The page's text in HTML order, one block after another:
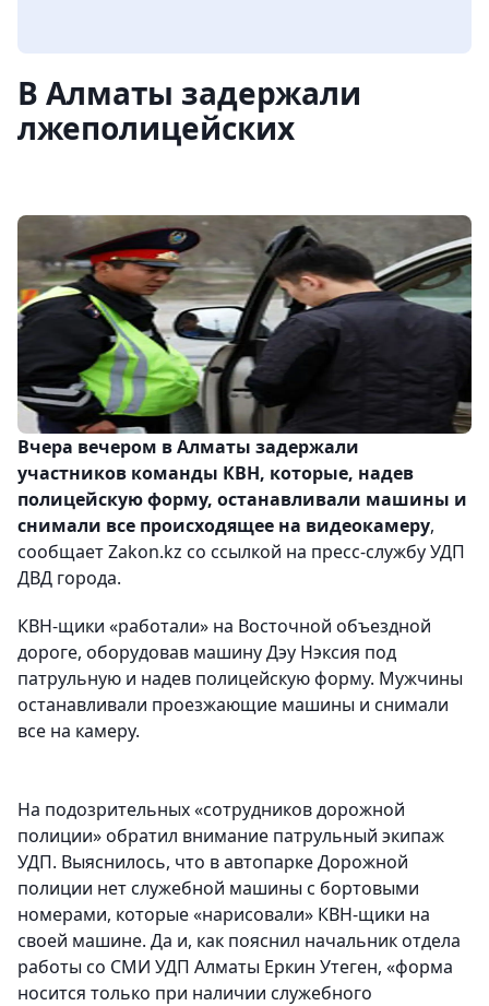
В Алматы задержали
лжеполицейских
Вчера вечером в Алматы задержали
участников команды КВН, которые, надев
полицейскую форму, останавливали машины и
снимали все происходящее на видеокамеру,
сообщает Zakon.kz со ссылкой на пресс-службу УДП
ДВД города.
КВН-щики «работали» на Восточной объездной
дороге, оборудовав машину Дэу Нэксия под
патрульную и надев полицейскую форму. Мужчины
останавливали проезжающие машины и снимали
все на камеру.
На подозрительных «сотрудников дорожной
полиции» обратил внимание патрульный экипаж
УДП. Выяснилось, что в автопарке Дорожной
полиции нет служебной машины с бортовыми
номерами, которые «нарисовали» КВН-щики на
своей машине. Да и, как пояснил начальник отдела
работы со СМИ УДП Алматы Еркин Утеген, «форма
носится только при наличии служебного